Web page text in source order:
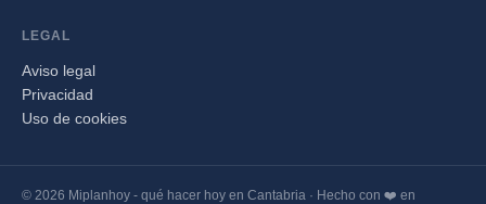
LEGAL
Aviso legal
Privacidad
Uso de cookies
© 2026 Miplanhoy - qué hacer hoy en Cantabria · Hecho con ❤️ en